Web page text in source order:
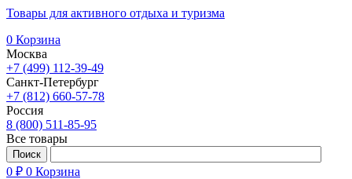
Товары для активного отдыха и туризма
0 Корзина
Москва
+7 (499) 112-39-49
Санкт-Петербург
+7 (812) 660-57-78
Россия
8 (800) 511-85-95
Все товары
0 ₽ 0 Корзина